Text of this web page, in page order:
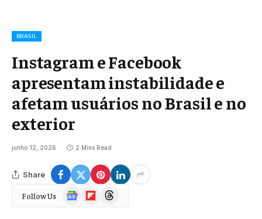
BRASIL
Instagram e Facebook
apresentam instabilidade e
afetam usuários no Brasil e no
exterior
junho 12, 2026 2 Mins Read
Share
Follow Us
Google
News
FlipboardThreads